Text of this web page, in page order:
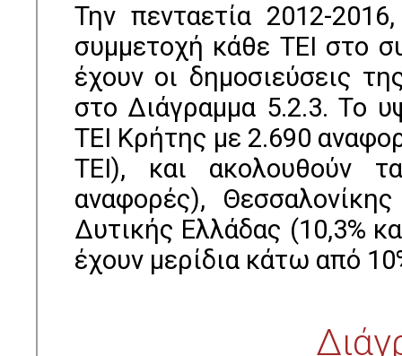
Την πενταετία 2012-
συμμετοχή κάθε ΤΕΙ στο
έχουν οι δημοσιεύσεις
στο Διάγραμμα 5.2.3. Το
ΤΕΙ Κρήτης με 2.690
ΤΕΙ), και ακολουθούν
αναφορές),
Δυτικής Ελλάδας (10,3%
έχουν μερίδια κάτω από